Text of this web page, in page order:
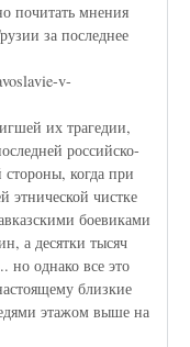
почитать мнения
за последнее
v-
их трагедии,
российско-
когда при
этнической чистке
боевиками
а десятки тысяч
однако все это
близкие
этажом выше на